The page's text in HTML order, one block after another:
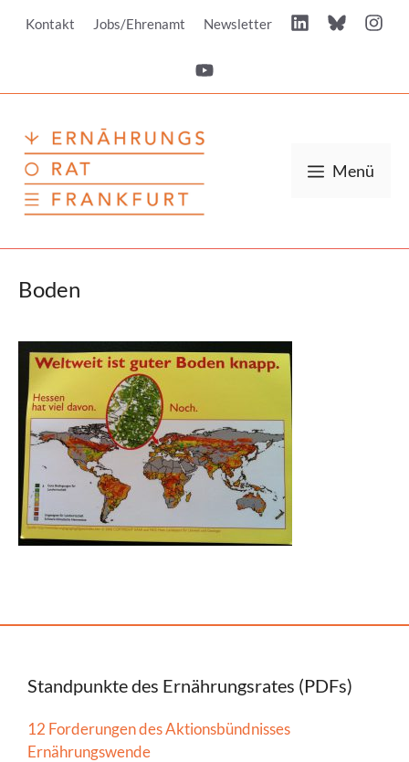
InhaltKontakt Jobs/Ehrenamt Newsletter
Menü
Boden
Standpunkte des Ernährungsrates (PDFs)
12 Forderungen des Aktionsbündnisses
Ernährungswende